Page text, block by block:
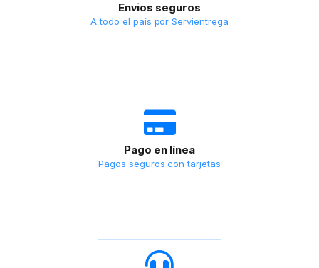
Envios seguros
A todo el país por Servientrega
Pago en línea
Pagos seguros con tarjetas